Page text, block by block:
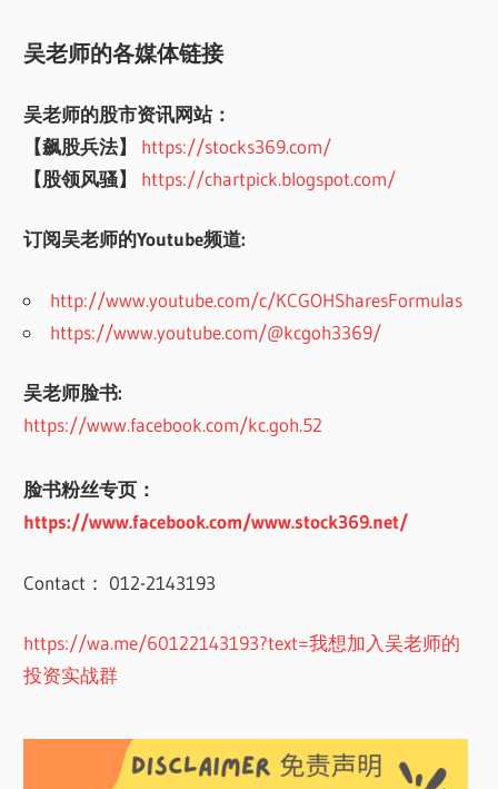
吴老师的各媒体链接
吴老师的股市资讯网站：
【飙股兵法】
https://stocks369.com/
【股领风骚】
https://chartpick.blogspot.com/
订阅吴老师的Youtube频道:
http://www.youtube.com/c/KCGOHSharesFormulas
https://www.youtube.com/@kcgoh3369/
吴老师脸书:
https://www.facebook.com/kc.goh.52
脸书粉丝专页：
https://www.facebook.com/www.stock369.net/
Contact： 012-2143193
https://wa.me/60122143193?text=我想加入吴老师的
投资实战群